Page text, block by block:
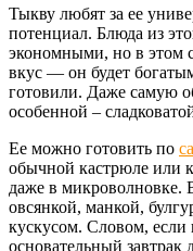
Тыкву любят за ее
потенциал. Блюда из
экономными, но в этом
вкус — он будет
готовили. Даже самую
особенной –
Ее можно готовить по
обычной кастрюле или
даже в микроволновке.
овсянкой, манкой,
кускусом. Словом,
основательный завтрак